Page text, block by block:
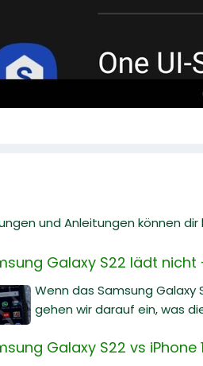
und Anleitungen können
Galaxy S22 lädt
Wenn das Samsung
gehen wir darauf ein, was
Galaxy S22 vs iPhone